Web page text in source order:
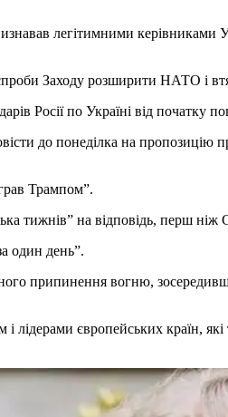
легітимними керівниками
Заходу розширити НАТО і
Росії по Україні від початку
до понеділка на пропозицію
Трампом”.
тижнів” на відповідь, перш
один день”.
припинення вогню,
європейських країн,